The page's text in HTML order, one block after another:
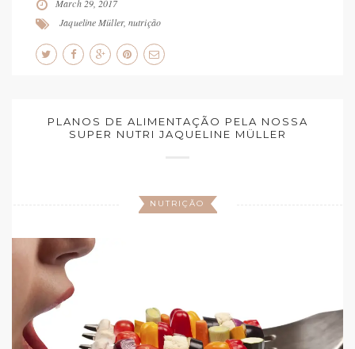
March 29, 2017
Jaqueline Müller,nutrição
PLANOS DE ALIMENTAÇÃO PELA NOSSA
SUPER NUTRI JAQUELINE MÜLLER
NUTRIÇÃO